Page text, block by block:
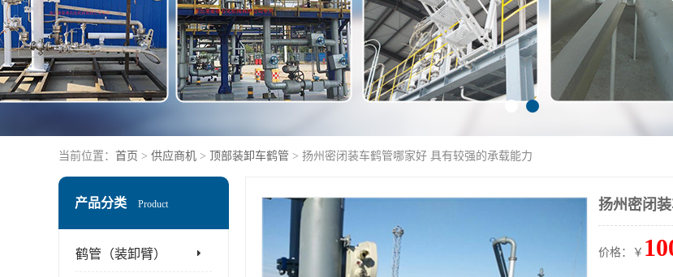
当前位置： 首页 > 供应商机 > 顶部装卸车鹤管 > 扬州密闭装车鹤管哪家好 具有较强的承载能力
产品分类 Product
鹤管（装卸臂）
扬州密闭
价格：￥